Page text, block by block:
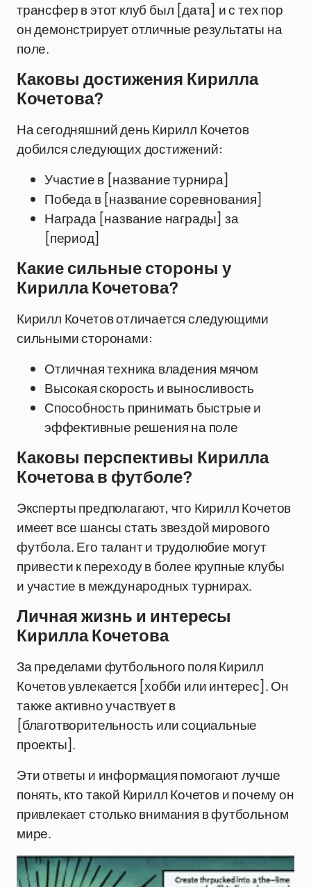
трансфер в этот клуб был [дата] и с тех пор
он демонстрирует отличные результаты на
поле.
Каковы достижения Кирилла
Кочетова?
На сегодняшний день Кирилл Кочетов
добился следующих достижений:
Участие в [название турнира]
Победа в [название соревнования]
Награда [название награды] за
[период]
Какие сильные стороны у
Кирилла Кочетова?
Кирилл Кочетов отличается следующими
сильными сторонами:
Отличная техника владения мячом
Высокая скорость и выносливость
Способность принимать быстрые и
эффективные решения на поле
Каковы перспективы Кирилла
Кочетова в футболе?
Эксперты предполагают, что Кирилл Кочетов
имеет все шансы стать звездой мирового
футбола. Его талант и трудолюбие могут
привести к переходу в более крупные клубы
и участие в международных турнирах.
Личная жизнь и интересы
Кирилла Кочетова
За пределами футбольного поля Кирилл
Кочетов увлекается [хобби или интерес]. Он
также активно участвует в
[благотворительность или социальные
проекты].
Эти ответы и информация помогают лучше
понять, кто такой Кирилл Кочетов и почему он
привлекает столько внимания в футбольном
мире.